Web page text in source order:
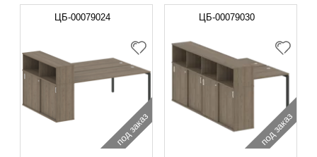
ЦБ-00079024
под заказ
ЦБ-00079030
под заказ